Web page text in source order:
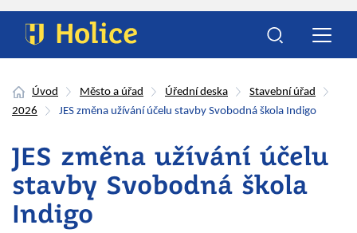
Úvod Město a úřad Úřední deska
Stavební úřad
2026
JES změna užívání účelu stavby Svobodná škola Indigo
JES změna užívání účelu
stavby Svobodná škola
Indigo